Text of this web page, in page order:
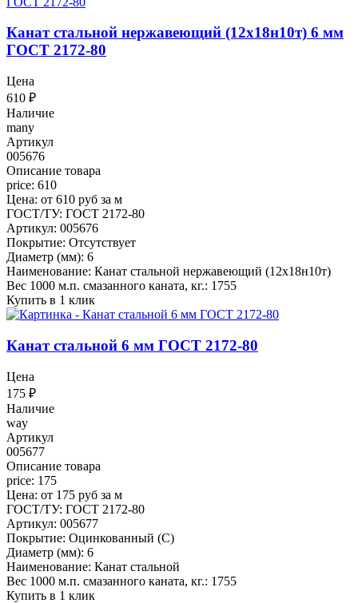
Канат стальной нержавеющий (12х18н10т) 6 мм
ГОСТ 2172-80
Цена
610 ₽
Наличие
many
Артикул
005676
Описание товара
price: 610
Цена: от 610 руб за м
ГОСТ/ТУ: ГОСТ 2172-80
Артикул: 005676
Покрытие: Отсутствует
Диаметр (мм): 6
Наименование: Канат стальной нержавеющий (12х18н10т)
Вес 1000 м.п. смазанного каната, кг.: 1755
Купить в 1 клик
Канат стальной 6 мм ГОСТ 2172-80
Цена
175 ₽
Наличие
way
Артикул
005677
Описание товара
price: 175
Цена: от 175 руб за м
ГОСТ/ТУ: ГОСТ 2172-80
Артикул: 005677
Покрытие: Оцинкованный (С)
Диаметр (мм): 6
Наименование: Канат стальной
Вес 1000 м.п. смазанного каната, кг.: 1755
Купить в 1 клик